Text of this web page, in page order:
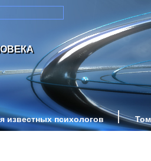
известных психологов